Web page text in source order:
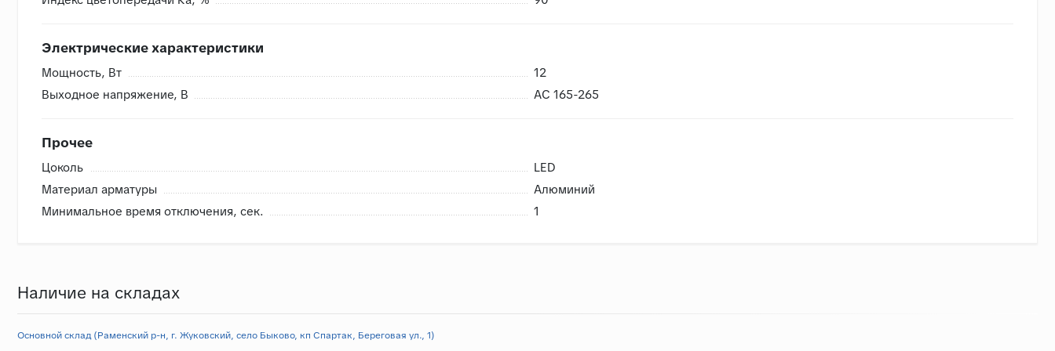
Электрические характеристики
Мощность, Вт
12
Выходное напряжение, В
AC 165-265
Прочее
Цоколь
LED
Материал арматуры
Алюминий
Минимальное время отключения, сек.
1
Наличие на складах
Основной склад (Раменский р-н, г. Жуковский, село Быково, кп Спартак, Береговая ул., 1)